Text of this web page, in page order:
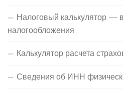
Налоговый калькулятор —
налогообложения
Калькулятор расчета
Сведения об ИНН